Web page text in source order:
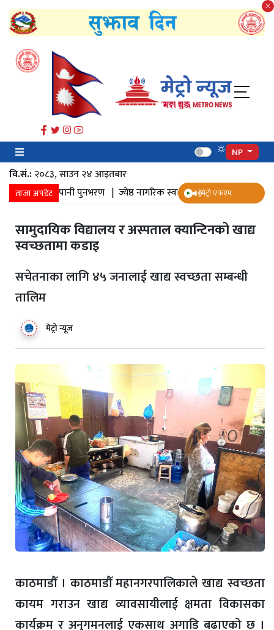
NP
वि.सं.:२०८३, साउन २४ आइतबार​
ताजा अपडेट
जमिनमा पानी पुनभरण |ज्येष्ठ नागरिक स्वास्थ्य सर्वेक्षण |पुनःनिर्माण |
मेट्रो एफएम
सामुदायिक विद्यालय र अस्पताल क्यान्टिनको खाद्य
स्वच्छतामा कडाइ
सचेतनाका लागि ४५ जनालाई खाद्य स्वच्छता सम्बन्धी
तालिम
मेट्रो न्यूज
काठमाडौँ । काठमाडौँ महानगरपालिकाले खाद्य स्वच्छता
कायम गराउन खाद्य व्यावसायीलाई क्षमता विकासका
कार्यक्रम र अनुगमनलाई एकसाथ अगाडि बढाएको छ ।